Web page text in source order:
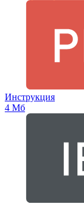
Инструкция
4 Мб